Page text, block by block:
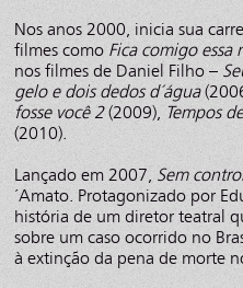
Nos anos 2000, inicia sua
filmes como Fica comigo essa
nos filmes de Daniel Filho –
gelo e dois dedos d´água
fosse você 2(2009), Tempos
(2010).
Lançado em 2007, Sem
´Amato. Protagonizado por
história de um diretor teatral
sobre um caso ocorrido no
à extinção da pena de morte